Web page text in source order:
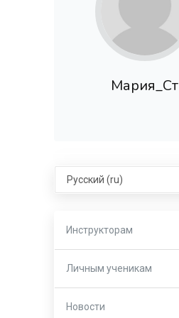
Мария_Ст
Select language
Инструкторам
Личным ученикам
Новости